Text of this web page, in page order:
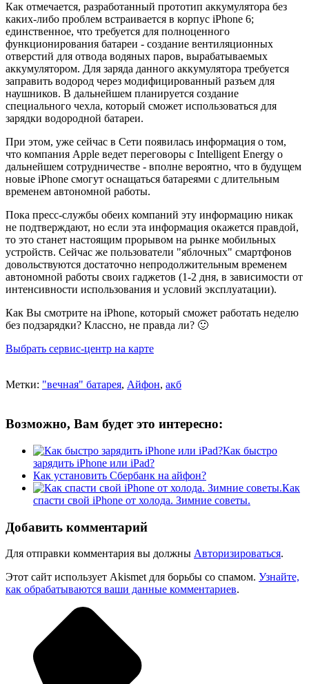
Как отмечается, разработанный прототип аккумулятора без
каких-либо проблем встраивается в корпус iPhone 6;
единственное, что требуется для полноценного
функционирования батареи - создание вентиляционных
отверстий для отвода водяных паров, вырабатываемых
аккумулятором. Для заряда данного аккумулятора требуется
заправить водород через модифицированный разъем для
наушников. В дальнейшем планируется создание
специального чехла, который сможет использоваться для
зарядки водородной батареи.
При этом, уже сейчас в Сети появилась информация о том,
что компания Apple ведет переговоры с Intelligent Energy о
дальнейшем сотрудничестве - вполне вероятно, что в будущем
новые iPhone смогут оснащаться батареями с длительным
временем автономной работы.
Пока пресс-службы обеих компаний эту информацию никак
не подтверждают, но если эта информация окажется правдой,
то это станет настоящим прорывом на рынке мобильных
устройств. Сейчас же пользователи "яблочных" смартфонов
довольствуются достаточно непродолжительным временем
автономной работы своих гаджетов (1-2 дня, в зависимости от
интенсивности использования и условий эксплуатации).
Как Вы смотрите на iPhone, который сможет работать неделю
без подзарядки? Классно, не правда ли? 🙂
Выбрать сервис-центр на карте
Метки: "вечная" батарея, Айфон, акб
Возможно, Вам будет это интересно:
Как быстро
зарядить iPhone или iPad?
Как установить Сбербанк на айфон?
Как
спасти свой iPhone от холода. Зимние советы.
Добавить комментарий
Для отправки комментария вы должны Авторизироваться.
Этот сайт использует Akismet для борьбы со спамом. Узнайте,
как обрабатываются ваши данные комментариев.